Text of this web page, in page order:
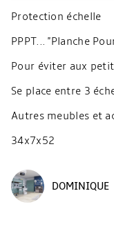
Protection échelle
PPPT... "Planche
Pour éviter aux
Se place entre 3
Autres meubles et
34x7x52
DOMINIQUE